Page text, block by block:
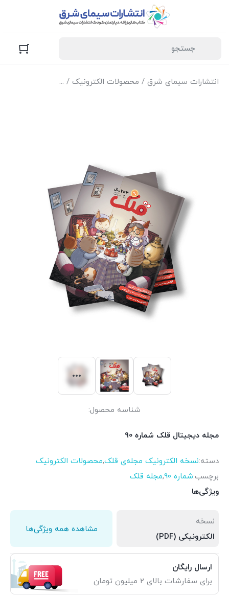
انتشارات سیمای شرق / محصولات الکترونیک / نسخه الکترونیک
شناسه محصول:
مجله دیجیتال قلک شماره 90
دسته:نسخه الکترونیک مجله‌ی قلک,محصولات الکترونیک
برچسب:شماره 90 ,مجله قلک
ویژگی‌ها
نسخه
الکترونیکی (PDF)
مشاهده همه ویژگی‌ها
ارسال رایگان
برای سفارشات بالای 2 میلیون تومان